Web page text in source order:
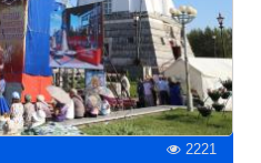
2221